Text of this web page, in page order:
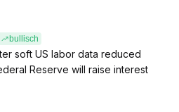
bullisch
soft US labor data reduced
Reserve will raise interest